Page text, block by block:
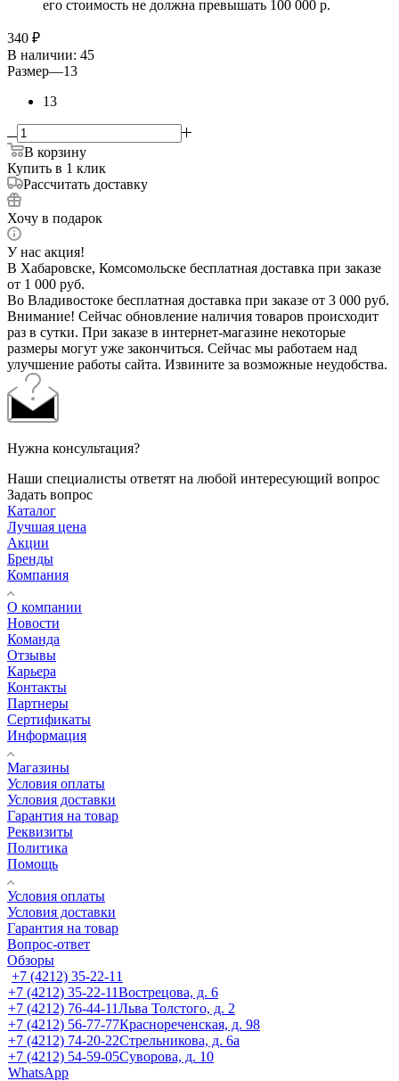
его стоимость не должна превышать 100 000 р.
340 ₽
В наличии: 45
Размер—13
13
В корзину
Купить в 1 клик
Рассчитать доставку
Хочу в подарок
У нас акция!
В Хабаровске, Комсомольске бесплатная доставка при заказе
от 1 000 руб.
Во Владивостоке бесплатная доставка при заказе от 3 000 руб.
Внимание! Сейчас обновление наличия товаров происходит
раз в сутки. При заказе в интернет-магазине некоторые
размеры могут уже закончиться. Сейчас мы работаем над
улучшение работы сайта. Извините за возможные неудобства.
Нужна консультация?
Наши специалисты ответят на любой интересующий вопрос
Задать вопрос
Каталог
Лучшая цена
Акции
Бренды
Компания
О компании
Новости
Команда
Отзывы
Карьера
Контакты
Партнеры
Сертификаты
Информация
Магазины
Условия оплаты
Условия доставки
Гарантия на товар
Реквизиты
Политика
Помощь
Условия оплаты
Условия доставки
Гарантия на товар
Вопрос-ответ
Обзоры
+7 (4212) 35-22-11
+7 (4212) 35-22-11Вострецова, д. 6
+7 (4212) 76-44-11Льва Толстого, д. 2
+7 (4212) 56-77-77Краснореченская, д. 98
+7 (4212) 74-20-22Стрельникова, д. 6а
+7 (4212) 54-59-05Суворова, д. 10
WhatsApp